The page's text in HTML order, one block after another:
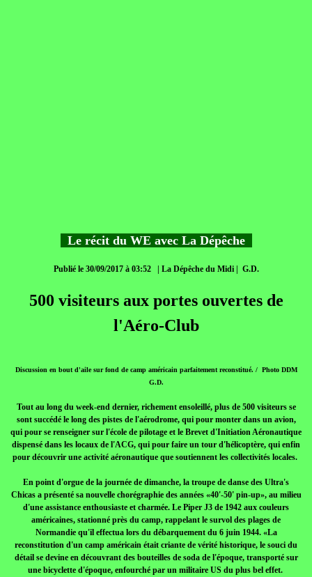
Le récit du WE avec La Dépêche
Publié le 30/09/2017 à 03:52 | La Dépêche du Midi | G.D.
500 visiteurs aux portes ouvertes de
l'Aéro-Club
Discussion en bout d'aile sur fond de camp américain parfaitement reconstitué. / Photo DDM
G.D.
Tout au long du week-end dernier, richement ensoleillé, plus de 500 visiteurs se
sont succédé le long des pistes de l'aérodrome, qui pour monter dans un avion,
qui pour se renseigner sur l'école de pilotage et le Brevet d'Initiation Aéronautique
dispensé dans les locaux de l'ACG, qui pour faire un tour d'hélicoptère, qui enfin
pour découvrir une activité aéronautique que soutiennent les collectivités locales.
En point d'orgue de la journée de dimanche, la troupe de danse des Ultra's
Chicas a présenté sa nouvelle chorégraphie des années «40'-50' pin-up», au milieu
d'une assistance enthousiaste et charmée. Le Piper J3 de 1942 aux couleurs
américaines, stationné près du camp, rappelant le survol des plages de
Normandie qu'il effectua lors du débarquement du 6 juin 1944. «La
reconstitution d'un camp américain était criante de vérité historique, le souci du
détail se devine en découvrant des bouteilles de soda de l'époque, transporté sur
une bicyclette d'époque, enfourché par un militaire US du plus bel effet.